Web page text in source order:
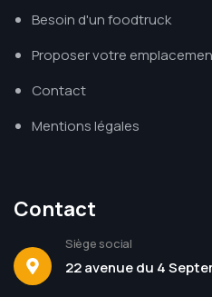
Besoin d'un foodtruck
Proposer votre
Contact
Mentions légales
Contact
Siège social
22 avenue du 4